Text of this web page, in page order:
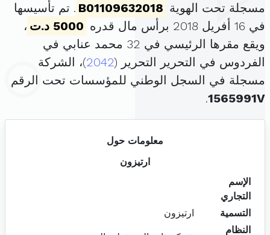
مسجلة تحت الهوية B01109632018 . تم تأسيسها
في 16 أفريل 2018 برأس مال قدره
5000 د.ت
،
ويقع مقرها الرئيسي في 32 محمد عنابي في
الفردوس في التحرير التحرير (2042)، الشركة
مسجلة في السجل الوطني للمؤسسات تحت الرقم
1565991V
.
معلومات حول
ارتيزون
الإسم
التجاري
التسمية
ارتيزون
النظام